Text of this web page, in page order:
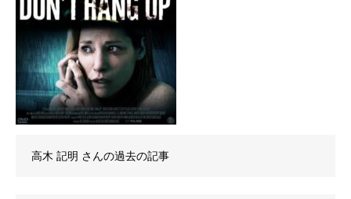
高木 記明 さんの過去の記事